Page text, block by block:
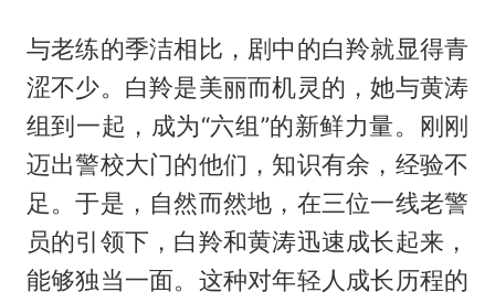
与老练的季洁相比，剧中的白羚就显得青
涩不少。白羚是美丽而机灵的，她与黄涛
组到一起，成为“六组”的新鲜力量。刚刚
迈出警校大门的他们，知识有余，经验不
足。于是，自然而然地，在三位一线老警
员的引领下，白羚和黄涛迅速成长起来，
能够独当一面。这种对年轻人成长历程的